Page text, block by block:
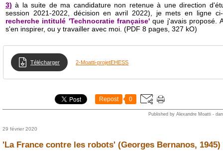
3) à la suite de ma candidature non retenue à une direction
session 2021-2022, décision en avril 2022), je mets en ligne
recherche intitulé 'Technocratie française' que j'avais proposé.
s'en inspirer, ou y travailler avec moi. (PDF 8 pages, 327 kO)
Télécharger 2-Moatti-projetEHESS
Repost 0
Published by Alexandre Moatti -
29 février 2020
'La France contre les robots' (Georges Bernanos, 1945)